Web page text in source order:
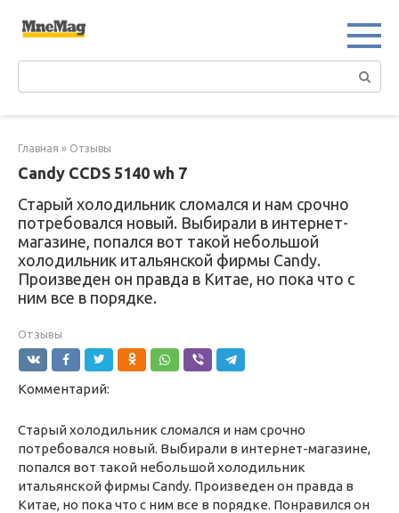
Главная » Отзывы
Candy CCDS 5140 wh 7
Старый холодильник сломался и нам срочно
потребовался новый. Выбирали в интернет-
магазине, попался вот такой небольшой
холодильник итальянской фирмы Candy.
Произведен он правда в Китае, но пока что с
ним все в порядке.
Отзывы
Комментарий:
Старый холодильник сломался и нам срочно
потребовался новый. Выбирали в интернет-магазине,
попался вот такой небольшой холодильник
итальянской фирмы Candy. Произведен он правда в
Китае, но пока что с ним все в порядке. Понравился он